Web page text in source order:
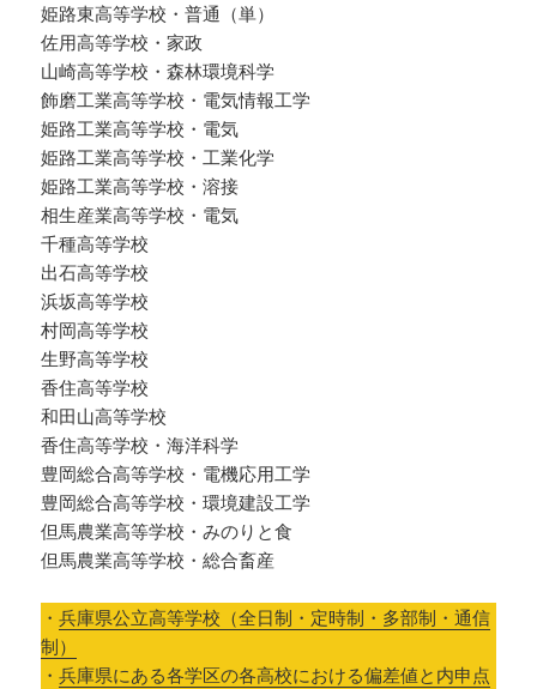
姫路東高等学校・普通（単）
佐用高等学校・家政
山崎高等学校・森林環境科学
飾磨工業高等学校・電気情報工学
姫路工業高等学校・電気
姫路工業高等学校・工業化学
姫路工業高等学校・溶接
相生産業高等学校・電気
千種高等学校
出石高等学校
浜坂高等学校
村岡高等学校
生野高等学校
香住高等学校
和田山高等学校
香住高等学校・海洋科学
豊岡総合高等学校・電機応用工学
豊岡総合高等学校・環境建設工学
但馬農業高等学校・みのりと食
但馬農業高等学校・総合畜産
・兵庫県公立高等学校（全日制・定時制・多部制・通信
制）
・兵庫県にある各学区の各高校における偏差値と内申点